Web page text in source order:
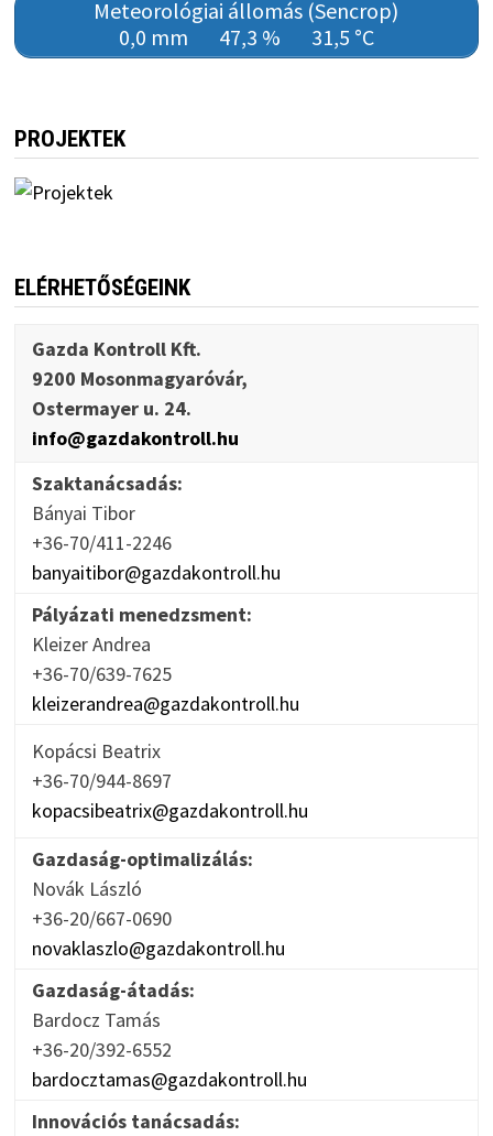
Meteorológiai állomás (Sencrop)
0,0 mm
47,3 % 31,5 °C
PROJEKTEK
ELÉRHETŐSÉGEINK
Gazda Kontroll Kft.
9200 Mosonmagyaróvár,
Ostermayer u. 24.
info@gazdakontroll.hu
Szaktanácsadás:
Bányai Tibor
+36-70/411-2246
banyaitibor@gazdakontroll.hu
Pályázati menedzsment:
Kleizer Andrea
+36-70/639-7625
kleizerandrea@gazdakontroll.hu
Kopácsi Beatrix
+36-70/944-8697
kopacsibeatrix@gazdakontroll.hu
Gazdaság-optimalizálás:
Novák László
+36-20/667-0690
novaklaszlo@gazdakontroll.hu
Gazdaság-átadás:
Bardocz Tamás
+36-20/392-6552
bardocztamas@gazdakontroll.hu
Innovációs tanácsadás: